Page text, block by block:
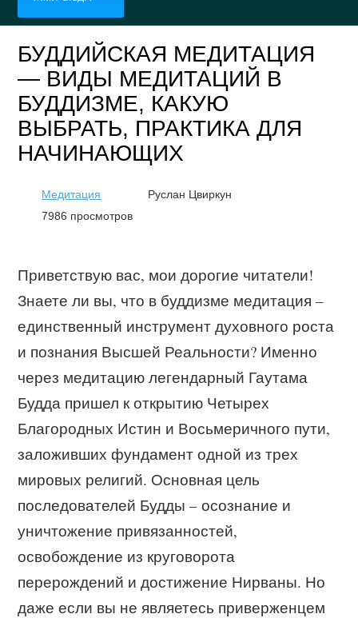
БУДДИЙСКАЯ МЕДИТАЦИЯ
— ВИДЫ МЕДИТАЦИЙ В
БУДДИЗМЕ, КАКУЮ
ВЫБРАТЬ, ПРАКТИКА ДЛЯ
НАЧИНАЮЩИХ
Медитация
Руслан Цвиркун
7986 просмотров
Приветствую вас, мои дорогие читатели!
Знаете ли вы, что в буддизме медитация –
единственный инструмент духовного роста
и познания Высшей Реальности? Именно
через медитацию легендарный Гаутама
Будда пришел к открытию Четырех
Благородных Истин и Восьмеричного пути,
заложивших фундамент одной из трех
мировых религий. Основная цель
последователей Будды – осознание и
уничтожение привязанностей,
освобождение из круговорота
перерождений и достижение Нирваны. Но
даже если вы не являетесь приверженцем